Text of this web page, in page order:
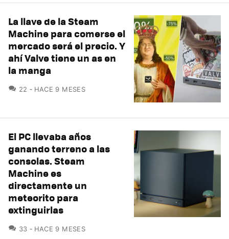
La llave de la Steam
Machine para comerse el
mercado será el precio. Y
ahí Valve tiene un as en
la manga
22 COMENTARIOS
HACE 9 MESES
El PC llevaba años
ganando terreno a las
consolas. Steam
Machine es
directamente un
meteorito para
extinguirlas
33 COMENTARIOS
HACE 9 MESES